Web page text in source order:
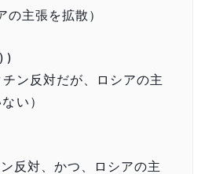
主張を拡散）
)
ン反対だが、ロシアの主
い）
反対、かつ、ロシアの主